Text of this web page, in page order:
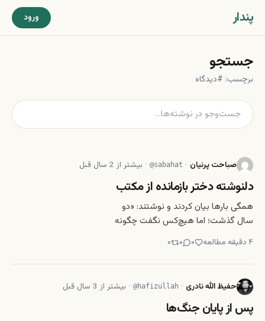
پندار ورود
جستجو
برچسب: #دیدگاه
صباحت پرنیان ·
@sabahat
· بیشتر از 2 سال قبل
دلنوشته دختر بازمانده از مکتب
همگی بارها بیان کردند و نوشتند: «دو
سال گذشت؛ اما هیچ‌کس نگفت چگونه
اینسو، در تالاب مشکلات تا هنوز من و
همسالانم غرق هستیم. سنگینی آن را با
تمام وجودم احساس می‌کنم. این دو سال
پر از درد و لحظاتی بوده
۴ دقیقه مطالعه ۰ ۰ ۰
حفیظ الله نادری ·
@hafizullah
· بیشتر از 3 سال قبل
پس از پایان جنگ‌ها